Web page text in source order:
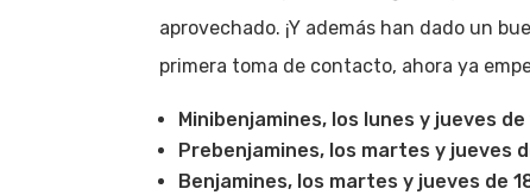
aprovechado. ¡Y además han dado un
primera toma de contacto, ahora ya
Minibenjamines, los lunes y jueves de
Prebenjamines, los martes y jueves
Benjamines, los martes y jueves de